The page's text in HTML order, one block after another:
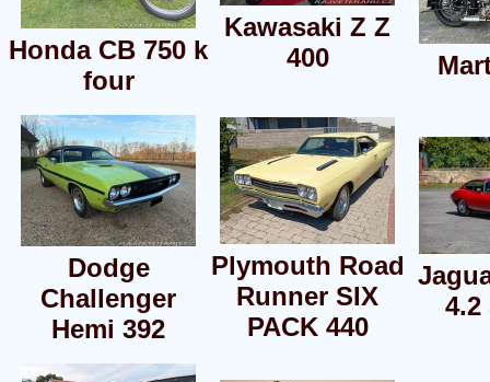
Honda CB 750 k
four
Kawasaki Z Z
400
Dodge
Challenger
Hemi 392
Plymouth Road
Runner SIX
PACK 440
4.2